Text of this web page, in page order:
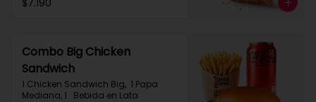
$7.190
Combo Big Chicken
Sandwich
1 Chicken Sandwich Big,  1 Papa
Mediana, 1   Bebida en Lata